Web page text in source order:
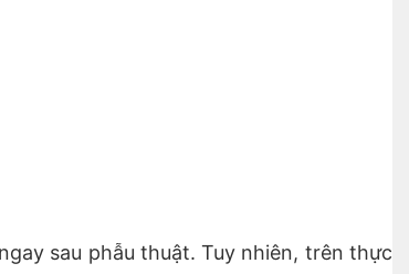
sau phẫu thuật. Tuy nhiên, trên thực